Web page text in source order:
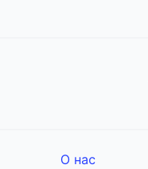
О нас